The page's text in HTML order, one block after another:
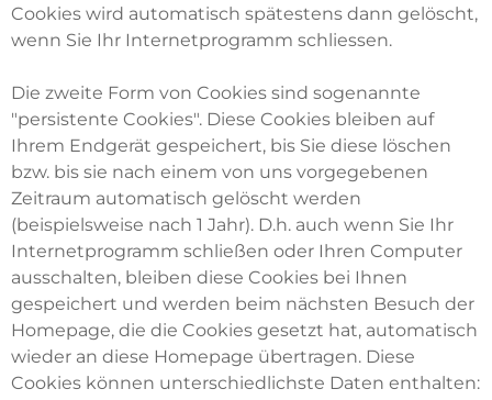
Cookies wird automatisch spätestens dann gelöscht,
wenn Sie Ihr Internetprogramm schliessen.
Die zweite Form von Cookies sind sogenannte
"persistente Cookies". Diese Cookies bleiben auf
Ihrem Endgerät gespeichert, bis Sie diese löschen
bzw. bis sie nach einem von uns vorgegebenen
Zeitraum automatisch gelöscht werden
(beispielsweise nach 1 Jahr). D.h. auch wenn Sie Ihr
Internetprogramm schließen oder Ihren Computer
ausschalten, bleiben diese Cookies bei Ihnen
gespeichert und werden beim nächsten Besuch der
Homepage, die die Cookies gesetzt hat, automatisch
wieder an diese Homepage übertragen. Diese
Cookies können unterschiedlichste Daten enthalten: